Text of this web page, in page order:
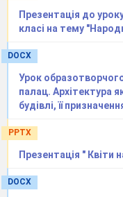
2 етап. Малюємо дві
це буде шия птаха.
(Бажано, щоб вони
не були рівні, а мали
Презентація до
класі на тему
DOCX
Урок
палац. Архітектура
будівлі, її
PPTX
Презентація " Квіти
DOCX